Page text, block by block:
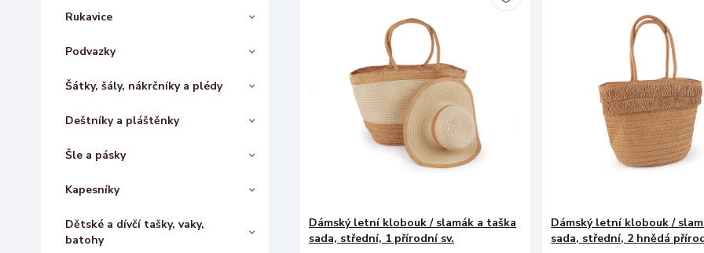
Rukavice
Podvazky
Šátky, šály, nákrčníky a plédy
Deštníky a pláštěnky
Šle a pásky
Kapesníky
Dětské a dívčí tašky, vaky,
batohy
Dámský letní klobouk / slamák a taška
sada, střední, 1 přírodní sv.
Dámský letní klobouk /
sada, střední, 2 hnědá